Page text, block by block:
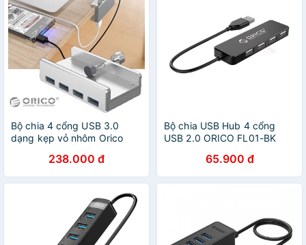
Bộ chia 4 cổng USB 3.0
dạng kẹp vỏ nhôm Orico
238.000 đ
Bộ chia USB Hub 4 cổng
USB 2.0 ORICO FL01-BK
65.900 đ